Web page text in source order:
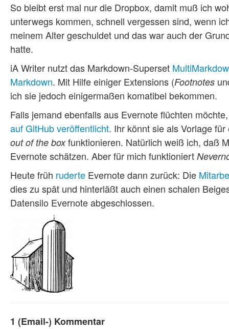
So bleibt erst mal nur die Dropbox, damit muß ich
unterwegs kommen, schnell vergessen sind, wenn
meinem Alter geschuldet und das war auch der
hatte.
iA Writer nutzt das Markdown-Superset
Markdown. Mit Hilfe einiger Extensions (Footnotes
ich sie jedoch einigermaßen komatibel bekommen.
Falls jemand ebenfalls aus Evernote flüchten
auf GitHub veröffentlicht. Ihr könnt sie als Vorlage
out of the boxfunktionieren. Natürlich weiß ich, daß
Evernote schätzen. Aber für mich funktioniert
Heute früh ruderte Evernote dann zurück: Die
dies zu spät und hinterläßt auch einen schalen
Datensilo Evernote abgeschlossen.
1 (Email-) Kommentar